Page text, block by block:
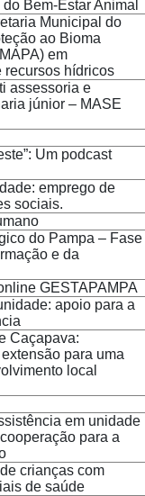
Bem-Estar Animal
Municipal do
ao Bioma
em
recursos hídricos
assessoria e
júnior – MASE
Um podcast
emprego de
sociais.
do Pampa – Fase
e da
GESTAPAMPA
apoio para a
Caçapava:
para uma
local
em unidade
para a
crianças com
de saúde